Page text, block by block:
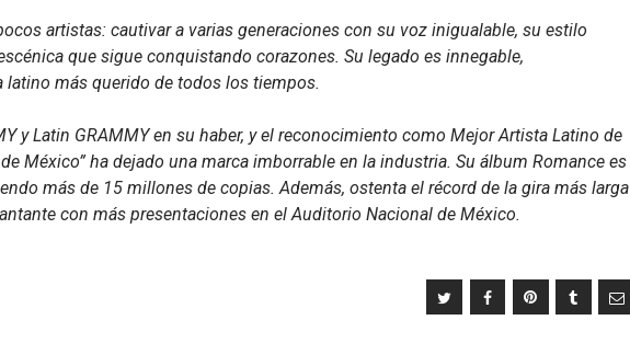
artistas: cautivar a varias generaciones con su voz inigualable, su estilo
que sigue conquistando corazones. Su legado es innegable,
más querido de todos los tiempos.
y Latin GRAMMY en su haber, y el reconocimiento como Mejor Artista Latino de
México” ha dejado una marca imborrable en la industria. Su álbum Romance es
más de 15 millones de copias. Además, ostenta el récord de la gira más larga
con más presentaciones en el Auditorio Nacional de México.